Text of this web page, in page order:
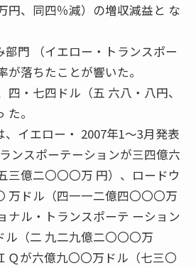
円、同四％減）の増収減益と な
門 （イエロー・トランスポー
落ちたことが響いた。
・七四ドル（五 六八・八円、
。
イエロー・ 2007年1〜3月発表
ンスポーテーションが三四億六
三億二〇〇〇万 円）、ロードウ
万ドル（四一一二億四〇〇〇万
ナル・トランスポーテ ーション
（二 九二九億二〇〇〇万
Ｑが六億九〇〇万ドル（七三〇